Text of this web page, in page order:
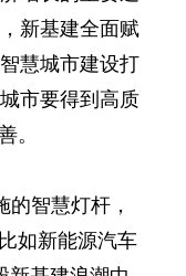
新基建全面赋
慧城市建设打
市要得到高质
。
智慧灯杆，
如新能源汽车